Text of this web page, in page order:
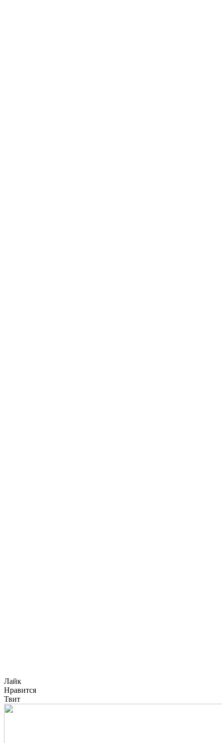
Лайк
Нравится
Твит